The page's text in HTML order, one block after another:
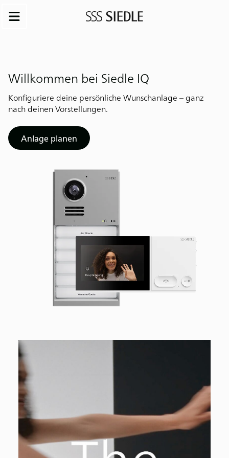
Willkommen bei Siedle IQ
Konfiguriere deine persönliche Wunschanlage – ganz
nach deinen Vorstellungen.
Anlage planen